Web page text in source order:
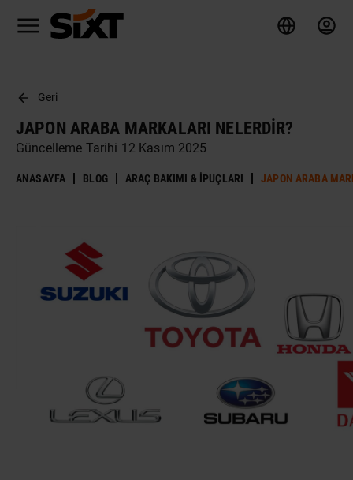
Geri
JAPON ARABA MARKALARI NELERDIR?
Güncelleme Tarihi 12 Kasım 2025
ANASAYFA BLOG ARAÇ BAKIMI & İPUÇLARI JAPON ARABA